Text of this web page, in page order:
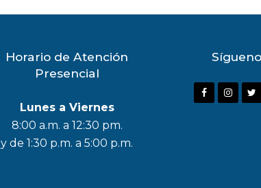
Horario de Atención
Presencial
Lunes a Viernes
8:00 a.m. a 12:30 pm.
y de 1:30 p.m. a 5:00 p.m.
F
I